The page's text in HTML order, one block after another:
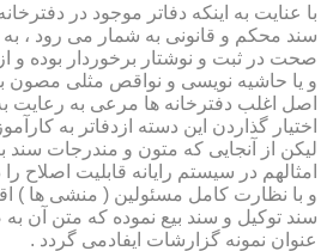
با عنایت به اینکه دفاتر موجود در
سند محکم و قانونی به شمار می رود ،
صحت در ثبت و نوشتار برخوردار بوده و
و یا حاشیه نویسی و نواقص مثلی مصون
اصل اغلب دفترخانه ها مرعی به رعایت
اختیار گذاردن این دسته ازدفاتر به
لیکن از آنجایی که متون و مندرجات سند
امثالهم در سیستم رایانه قابلیت اصلاح
و با نظارت کامل مسئولین ( منشی ها )
سند توکیل و سند بیع نموده که متن آن
عنوان نمونه گزارشات ایفادمی گردد .